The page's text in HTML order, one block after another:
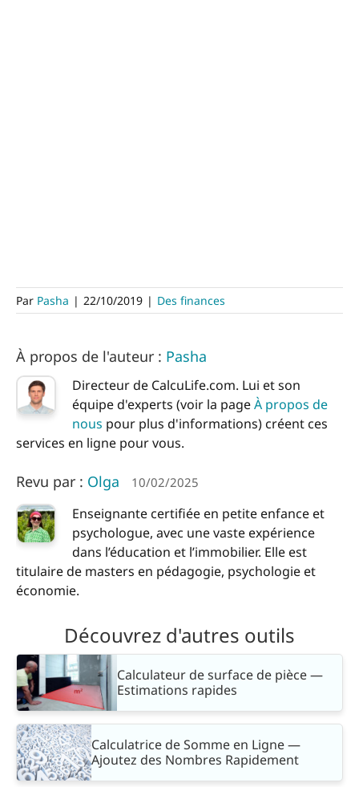
Par Pasha | 22/10/2019 | Des finances
À propos de l'auteur : Pasha
Directeur de CalcuLife.com. Lui et son
équipe d'experts (voir la pageÀ propos de
nous pour plus d'informations) créent ces
services en ligne pour vous.
Revu par : Olga 10/02/2025
Enseignante certifiée en petite enfance et
psychologue, avec une vaste expérience
dans l’éducation et l’immobilier. Elle est
titulaire de masters en pédagogie, psychologie et
économie.
Découvrez d'autres outils
Calculateur de surface de pièce —
Estimations rapides
Calculatrice de Somme en Ligne —
Ajoutez des Nombres Rapidement